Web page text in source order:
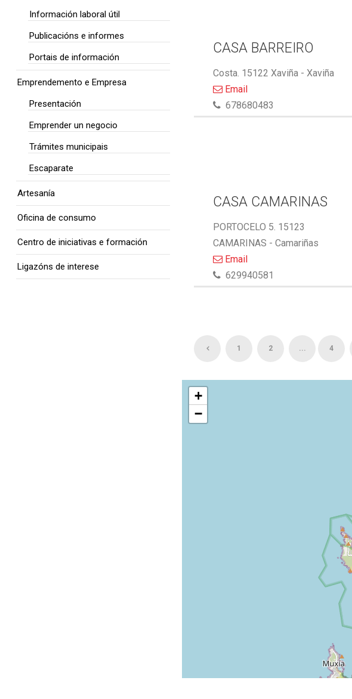
CASA BARREIRO
Costa. 15122 Xaviña - Xaviña
Email
678680483
CASA CAMARINAS
PORTOCELO 5. 15123
CAMARINAS - Camariñas
Email
629940581
1 2 ... 4
+
−
Información laboral útil
Publicacións e informes
Portais de información
Emprendemento e Empresa
Presentación
Emprender un negocio
Trámites municipais
Escaparate
Artesanía
Oficina de consumo
Centro de iniciativas e formación
Ligazóns de interese